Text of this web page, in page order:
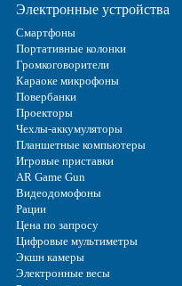
Электронные устройства
Смартфоны
Портативные колонки
Громкоговорители
Караоке микрофоны
Повербанки
Проекторы
Чехлы-аккумуляторы
Планшетные компьютеры
Игровые приставки
AR Game Gun
Видеодомофоны
Рации
Цена по запросу
Цифровые мультиметры
Экшн камеры
Электронные весы